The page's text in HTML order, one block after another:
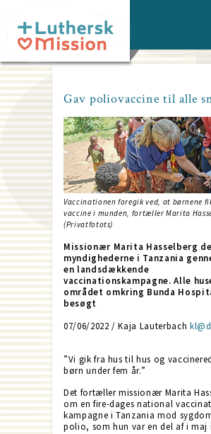
main
content
Gav poliovaccine til alle
Vaccinationen foregik ved, at børnene
vaccine i munden, fortæller Marita
(Privatfotots)
Missionær Marita Hasselberg
myndighederne i Tanzania
en landsdækkende
vaccinationskampagne. Alle
området omkring Bunda
besøgt
07/06/2022 / Kaja Lauterbach
”Vi gik fra hus til hus og
børn under fem år.”
Det fortæller missionær Marita
om en fire-dages national
kampagne i Tanzania mod
polio, som hun var en del af i maj